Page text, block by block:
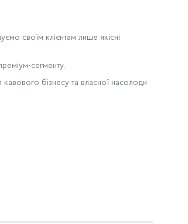
своїм клієнтам лише якісні
сегменту.
кавового бізнесу та власної насолоди